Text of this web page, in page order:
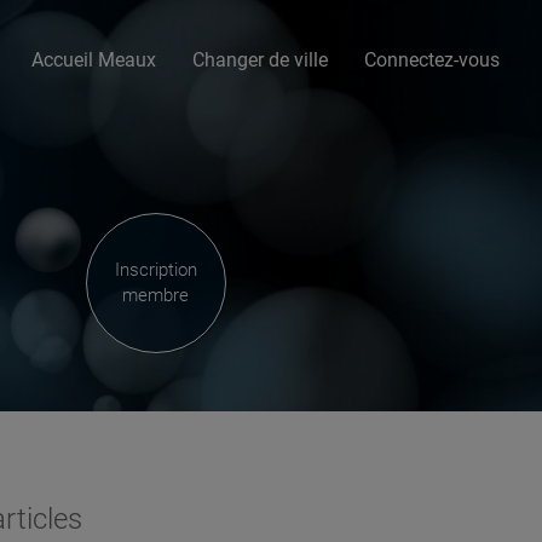
Accueil Meaux Changer de ville Connectez-vous
Inscription
membre